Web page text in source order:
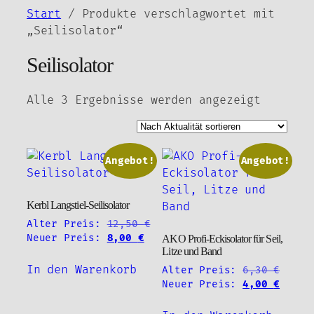
Inhalt
Start / Produkte verschlagwortet mit
„Seilisolator“
Seilisolator
Alle 3 Ergebnisse werden angezeigt
Angebot!
Kerbl Langstiel-Seilisolator
Alter Preis: 12,50€
Ursprünglicher
war:
Neuer Preis: 8,00 €Aktueller
Preis
ist:
8,00 €.
In den Warenkorb
Angebot!
AKO Profi-Eckisolator für Seil,
Litze und Band
Alter Preis: 6,30€
Neuer Preis: 4,00€